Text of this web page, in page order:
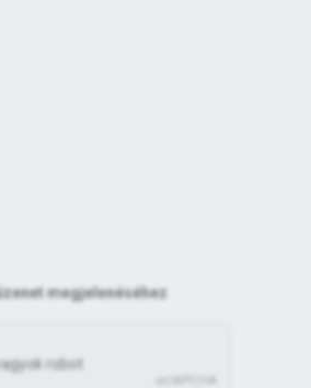
megjelenéséhez